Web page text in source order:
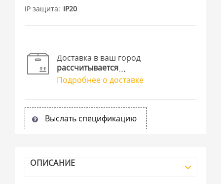
IP защита
IP20
Доставка в ваш город
рассчитывается
Подробнее о доставке
Выслать спецификацию
ОПИСАНИЕ